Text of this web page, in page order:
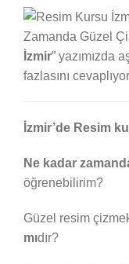
İzmir” yazımızda
fazlasını
İzmir’de Resim
Ne kadar
öğrenebilirim?
Güzel resim
mıdır?